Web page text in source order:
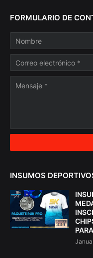
FORMULARIO DE
INSUMOS